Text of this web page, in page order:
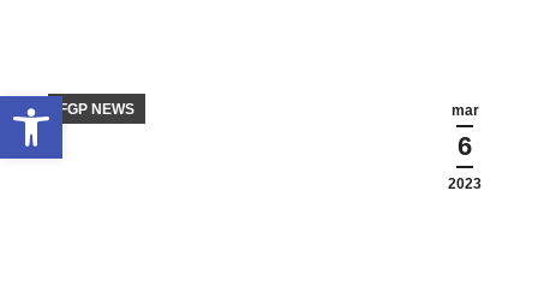
mar
6
2023
FGP NEWS
Abrir a barra de ferramentas